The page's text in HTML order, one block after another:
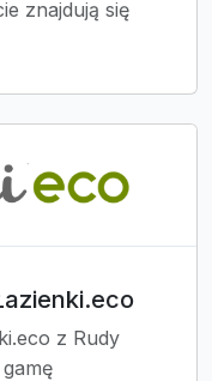
znajdują się
z Rudy